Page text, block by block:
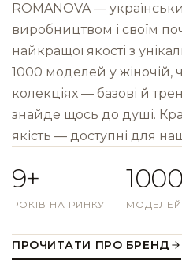
ROMANOVA —
виробництвом і своїм
найкращої якості з
1000 моделей у жіночій,
колекціях — базові й
знайде щось до душі.
якість — доступні для
9+
РОКІВ НА РИНКУ МОДЕЛЕЙ
ПРОЧИТАТИ ПРО БРЕНД